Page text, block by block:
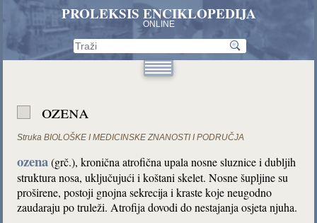
PROLEKSIS ENCIKLOPEDIJA
ONLINE
ozena
Struka BIOLOŠKE I MEDICINSKE ZNANOSTI I PODRUČJA
ozena(grč.), kronična atrofična upala nosne sluznice i dubljih
struktura nosa, uključujući i koštani skelet. Nosne šupljine su
proširene, postoji gnojna sekrecija i kraste koje neugodno
zaudaraju po truleži. Atrofija dovodi do nestajanja osjeta njuha.